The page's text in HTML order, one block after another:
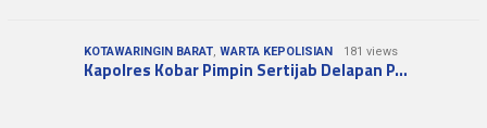
KOTAWARINGIN BARAT WARTA KEPOLISIAN 181 views
Kapolres Kobar Pimpin Sertijab Delapan P…